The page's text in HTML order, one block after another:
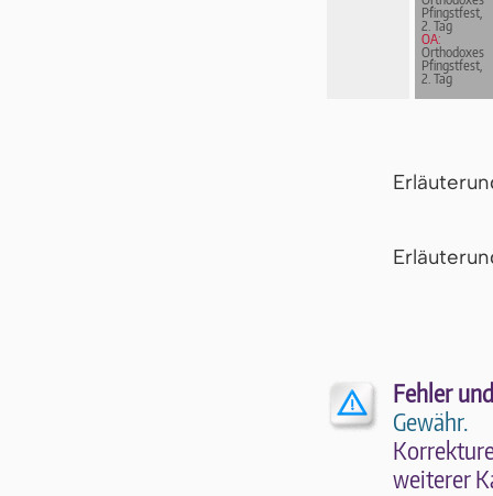
Pfingstfest,
2. Tag
OA:
Orthodoxes
Pfingstfest,
2. Tag
Fehler
Gewähr.
wei­te­rer